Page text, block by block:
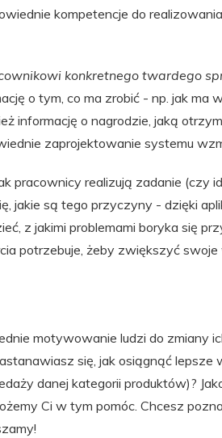
kompetencje do
konkretnego twardego
o tym, co ma zrobić - np. jak ma
informację o nagrodzie, jaką
zaprojektowanie systemu
pracownicy realizują zadanie (czy
jakie są tego przyczyny - dzięki
z jakimi problemami boryka się
potrzebuje, żeby zwiększyć
motywowanie ludzi do zmiany
się, jak osiągnąć lepsze
danej kategorii produktów)?
Ci w tym pomóc. Chcesz